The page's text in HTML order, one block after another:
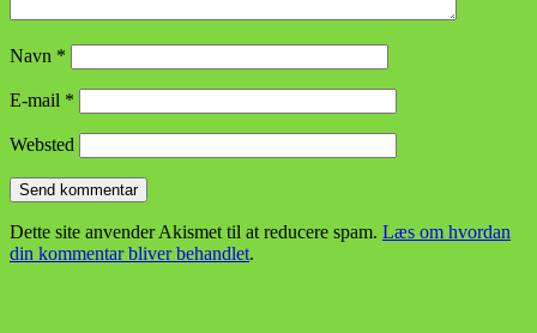
Navn *
E-mail *
Websted
Dette site anvender Akismet til at reducere spam. Læs om hvordan
din kommentar bliver behandlet.